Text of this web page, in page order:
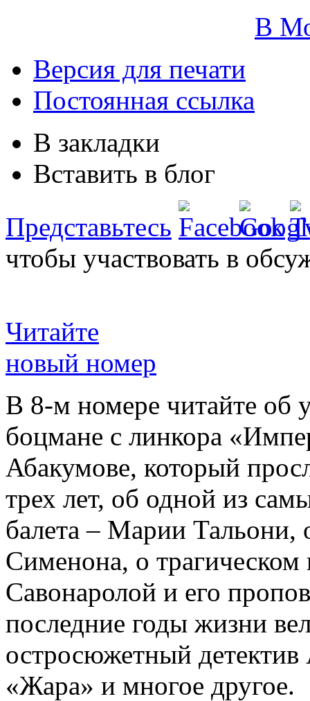
В
Версия для печати
Постоянная ссылка
В закладки
Вставить в блог
Представьтесь
чтобы участвовать в
Читайте
новый номер
В 8-м номере читайте об
боцмане с линкора
Абакумове, который
трех лет, об одной из
балета – Марии
Сименона, о трагическом
Савонаролой и его
последние годы жизни
остросюжетный детектив
«Жара» и многое другое.